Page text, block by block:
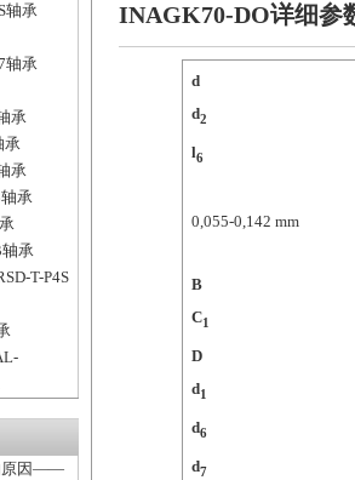
轴承
轴承
承
承
承
承
承
T-P4S
原因——
INAGK70-DO详细参
d
d2
l6
0,055-0,142 mm
B
C1
D
d1
d6
d7